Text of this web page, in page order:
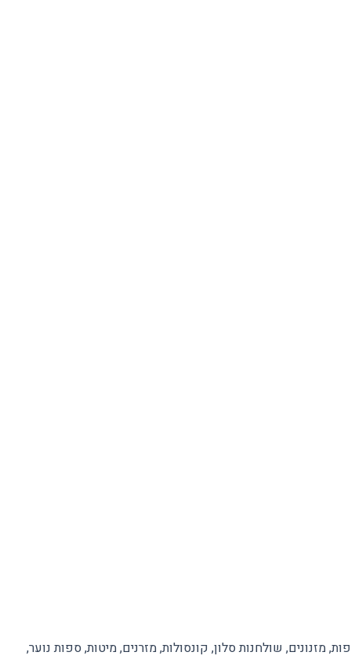
מזנונים, שולחנות סלון, קונסולות, מזרנים, מיטות, ספות נוער,